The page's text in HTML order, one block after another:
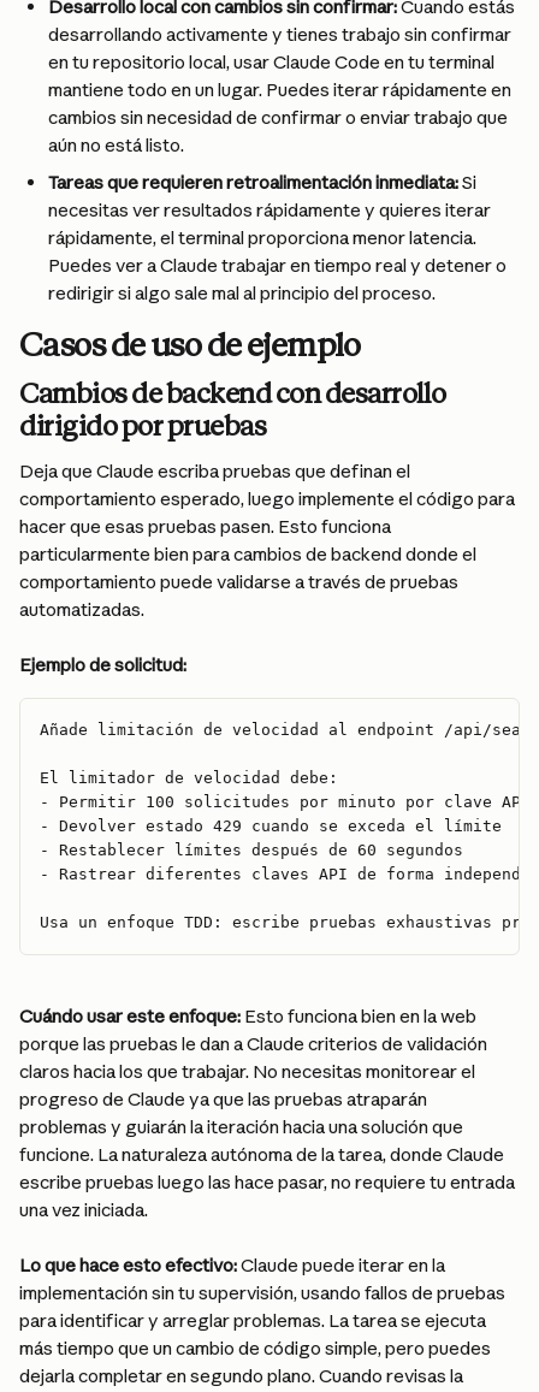
Desarrollo local con cambios sin confirmar: Cuando estás
desarrollando activamente y tienes trabajo sin confirmar
en tu repositorio local, usar Claude Code en tu terminal
mantiene todo en un lugar. Puedes iterar rápidamente en
cambios sin necesidad de confirmar o enviar trabajo que
aún no está listo.
Tareas que requieren retroalimentación inmediata: Si
necesitas ver resultados rápidamente y quieres iterar
rápidamente, el terminal proporciona menor latencia.
Puedes ver a Claude trabajar en tiempo real y detener o
redirigir si algo sale mal al principio del proceso.
Casos de uso de ejemplo
Cambios de backend con desarrollo
dirigido por pruebas
Deja que Claude escriba pruebas que definan el
comportamiento esperado, luego implemente el código para
hacer que esas pruebas pasen. Esto funciona
particularmente bien para cambios de backend donde el
comportamiento puede validarse a través de pruebas
automatizadas.
Ejemplo de solicitud:
Añade limitación de velocidad al endpoint /api/
El limitador de velocidad debe:
- Permitir 100 solicitudes por minuto por clave API
- Devolver estado 429 cuando se exceda el límite
- Restablecer límites después de 60 segundos
- Rastrear diferentes claves API de forma
Usa un enfoque TDD: escribe pruebas exhaustivas
Cuándo usar este enfoque: Esto funciona bien en la web
porque las pruebas le dan a Claude criterios de validación
claros hacia los que trabajar. No necesitas monitorear el
progreso de Claude ya que las pruebas atraparán
problemas y guiarán la iteración hacia una solución que
funcione. La naturaleza autónoma de la tarea, donde Claude
escribe pruebas luego las hace pasar, no requiere tu entrada
una vez iniciada.
Lo que hace esto efectivo: Claude puede iterar en la
implementación sin tu supervisión, usando fallos de pruebas
para identificar y arreglar problemas. La tarea se ejecuta
más tiempo que un cambio de código simple, pero puedes
dejarla completar en segundo plano. Cuando revisas la